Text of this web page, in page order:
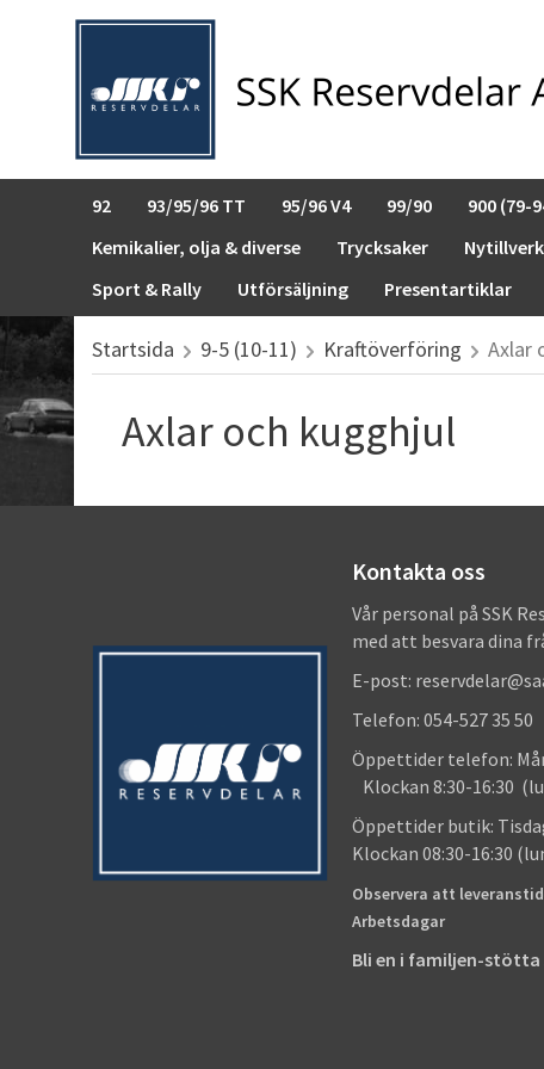
92 93/95/96 TT 95/96 V4 99/90 900 (79-
Kemikalier, olja & diverse
Trycksaker
Sport & Rally
Utförsäljning Presentartiklar
Startsida 9-5 (10-11) Kraftöverföring Axlar
Axlar och kugghjul
Kontakta oss
Vår personal på SSK
med att besvara dina
E-post:
Telefon: 054-527 35 50
Öppettider telefon:
Klockan 8:30-16:30
Öppettider butik:
Klockan 08:30-16:30
Observera att
Arbetsdagar
Bli en i familjen-stötta